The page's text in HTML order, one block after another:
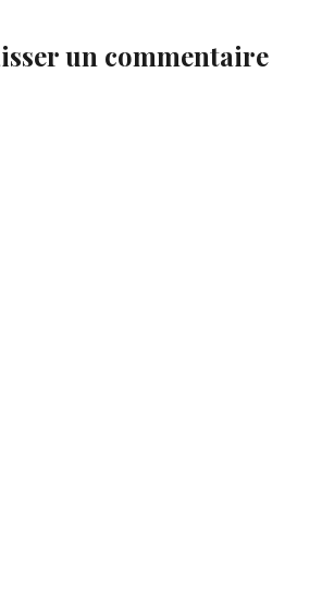
un commentaire